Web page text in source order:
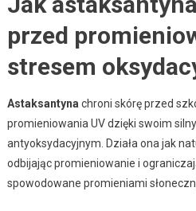
przed
stresem
Astaksantyna chroni skórę przed
promieniowania UV dzięki swoim
antyoksydacyjnym. Działa ona jak
odbijając promieniowanie i
spowodowane promieniami